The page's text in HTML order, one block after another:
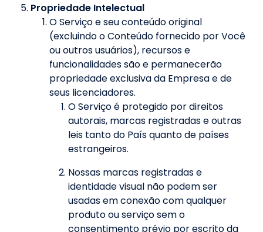
Propriedade Intelectual
O Serviço e seu conteúdo original
(excluindo o Conteúdo fornecido por Você
ou outros usuários), recursos e
funcionalidades são e permanecerão
propriedade exclusiva da Empresa e de
seus licenciadores.
O Serviço é protegido por direitos
autorais, marcas registradas e outras
leis tanto do País quanto de países
estrangeiros.
Nossas marcas registradas e
identidade visual não podem ser
usadas em conexão com qualquer
produto ou serviço sem o
consentimento prévio por escrito da